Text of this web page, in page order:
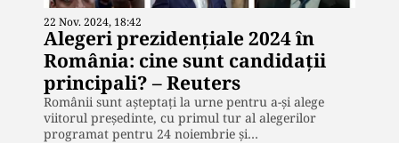
22 Nov. 2024, 18:42
Alegeri prezidențiale 2024 în
România: cine sunt candidații
principali? – Reuters
Românii sunt așteptați la urne pentru a-și alege
viitorul președinte, cu primul tur al alegerilor
programat pentru 24 noiembrie și…